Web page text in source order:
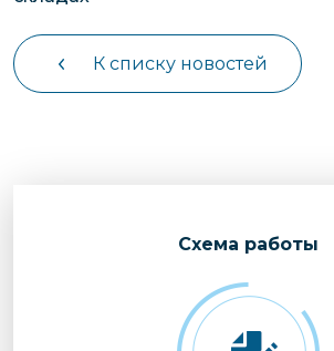
К списку новостей
Cхема работы